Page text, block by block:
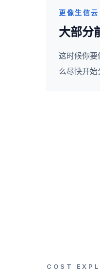
更像生信云
大部分
这时候你要
么尽快开始
COST